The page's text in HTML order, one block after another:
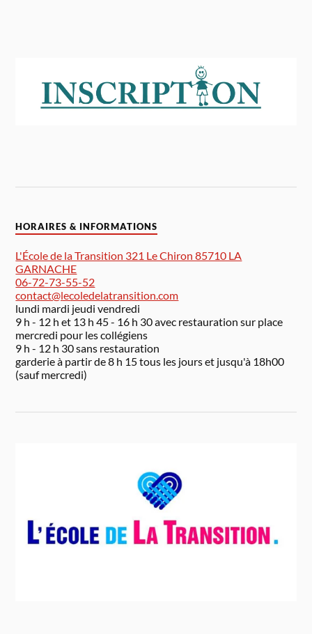
HORAIRES & INFORMATIONS
L'École de la Transition 321 Le Chiron 85710 LA
GARNACHE
06-72-73-55-52
contact@lecoledelatransition.com
lundi mardi jeudi vendredi
9 h - 12 h et 13 h 45 - 16 h 30 avec restauration sur place
mercredi pour les collégiens
9 h - 12 h 30 sans restauration
garderie à partir de 8 h 15 tous les jours et jusqu'à 18h00
(sauf mercredi)